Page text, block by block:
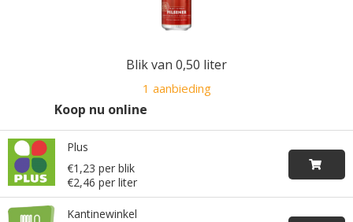
Blik van 0,50 liter
1 aanbieding
Koop nu online
Plus
€1,23 per blik
€2,46 per liter
Kantinewinkel